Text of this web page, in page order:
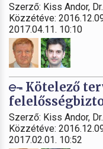
Szerző: Kiss Andor,
Közzétéve:
2017.04.11. 10:10
Kötelező
Szerző: Kiss Andor,
Közzétéve:
2017.02.01. 10:52